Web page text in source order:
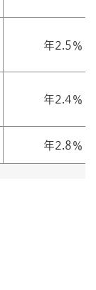
年2.5％
年2.4％
年2.8％